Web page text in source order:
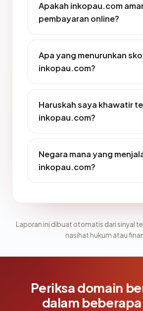
Apakah inkopau.com
pembayaran online?
Apa yang menurunkan
inkopau.com?
Haruskah saya khawatir
inkopau.com?
Negara mana yang
inkopau.com?
Laporan ini dibuat otomatis dari sinyal
nasihat hukum atau
Periksa domain
dalam